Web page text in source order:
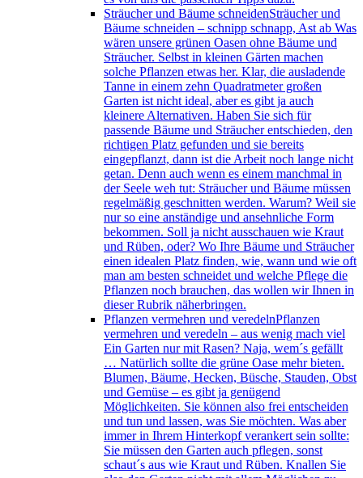
Sträucher und Bäume schneidenSträucher und
Bäume schneiden – schnipp schnapp, Ast ab Was
wären unsere grünen Oasen ohne Bäume und
Sträucher. Selbst in kleinen Gärten machen
solche Pflanzen etwas her. Klar, die ausladende
Tanne in einem zehn Quadratmeter großen
Garten ist nicht ideal, aber es gibt ja auch
kleinere Alternativen. Haben Sie sich für
passende Bäume und Sträucher entschieden, den
richtigen Platz gefunden und sie bereits
eingepflanzt, dann ist die Arbeit noch lange nicht
getan. Denn auch wenn es einem manchmal in
der Seele weh tut: Sträucher und Bäume müssen
regelmäßig geschnitten werden. Warum? Weil sie
nur so eine anständige und ansehnliche Form
bekommen. Soll ja nicht ausschauen wie Kraut
und Rüben, oder? Wo Ihre Bäume und Sträucher
einen idealen Platz finden, wie, wann und wie oft
man am besten schneidet und welche Pflege die
Pflanzen noch brauchen, das wollen wir Ihnen in
dieser Rubrik näherbringen.
Pflanzen vermehren und veredelnPflanzen
vermehren und veredeln – aus wenig mach viel
Ein Garten nur mit Rasen? Naja, wem´s gefällt
… Natürlich sollte die grüne Oase mehr bieten.
Blumen, Bäume, Hecken, Büsche, Stauden, Obst
und Gemüse – es gibt ja genügend
Möglichkeiten. Sie können also frei entscheiden
und tun und lassen, was Sie möchten. Was aber
immer in Ihrem Hinterkopf verankert sein sollte:
Sie müssen den Garten auch pflegen, sonst
schaut´s aus wie Kraut und Rüben. Knallen Sie